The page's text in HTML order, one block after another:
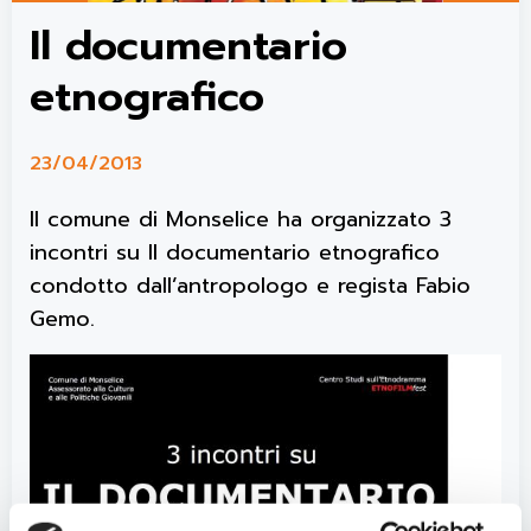
Il documentario
etnografico
23/04/2013
Il comune di Monselice ha organizzato 3
incontri su Il documentario etnografico
condotto dall’antropologo e regista Fabio
Gemo.